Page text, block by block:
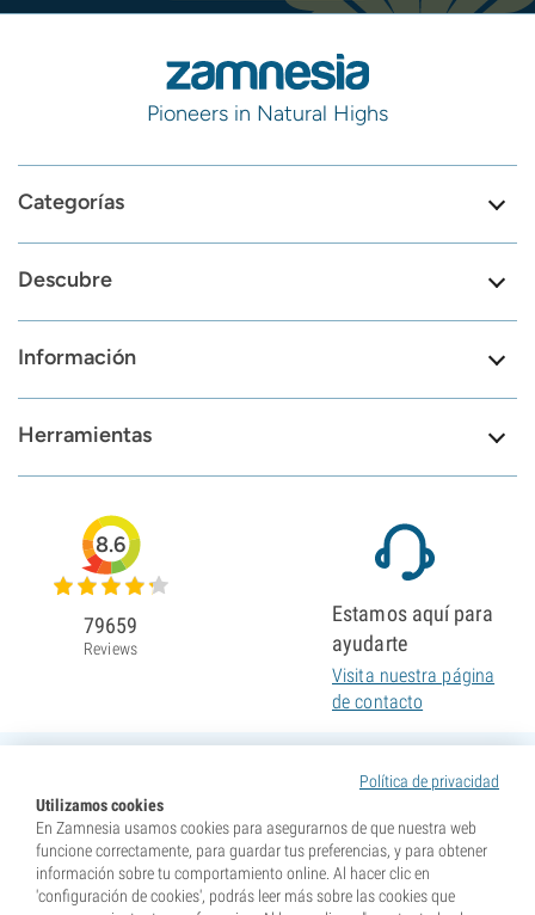
Pioneers in Natural Highs
Categorías
Descubre
Información
Herramientas
Política de privacidad
Utilizamos cookies
En Zamnesia usamos cookies para asegurarnos de que nuestra web
funcione correctamente, para guardar tus preferencias, y para obtener
información sobre tu comportamiento online. Al hacer clic en
'configuración de cookies', podrás leer más sobre las cookies que
8.6
79659
Reviews
Estamos aquí para
ayudarte
Visita nuestra página
de contacto